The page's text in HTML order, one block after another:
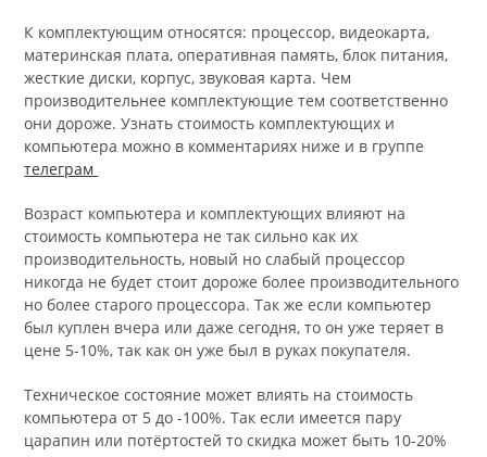
К комплектующим относятся: процессор, видеокарта,
материнская плата, оперативная память, блок питания,
жесткие диски, корпус, звуковая карта. Чем
производительнее комплектующие тем соответственно
они дороже. Узнать стоимость комплектующих и
компьютера можно в комментариях ниже и в группе
телеграм
Возраст компьютера и комплектующих влияют на
стоимость компьютера не так сильно как их
производительность, новый но слабый процессор
никогда не будет стоит дороже более производительного
но более старого процессора. Так же если компьютер
был куплен вчера или даже сегодня, то он уже теряет в
цене 5-10%, так как он уже был в руках покупателя.
Техническое состояние может влиять на стоимость
компьютера от 5 до -100%. Так если имеется пару
царапин или потёртостей то скидка может быть 10-20%